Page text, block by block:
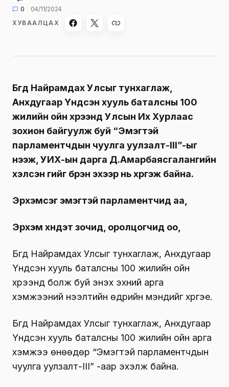
0
04/11/2024
ХУВААЛЦАХ
Бүгд Найрамдах Улсыг тунхаглаж,
Анхдугаар Үндсэн хууль баталсны 100
жилийн ойн хүрээнд Улсын Их Хурлаас
зохион байгуулж буй “Эмэгтэй
парламентчдын чуулга уулзалт-III”-ыг
нээж, УИХ-ын дарга Д.Амарбаясгалангийн
хэлсэн үгийг бүрэн эхээр нь хүргэж байна.
Эрхэмсэг эмэгтэй парламентчид аа,
Эрхэм хүндэт зочид, оролцогчид оо,
Бүгд Найрамдах Улсыг тунхаглаж, Анхдугаар
Үндсэн хууль баталсны 100 жилийн ойн
хүрээнд болж буй энэхүү эхний арга
хэмжээний нээлтийн өдрийн мэндийг хүргэе.
Бүгд Найрамдах Улсыг тунхаглаж, Анхдугаар
Үндсэн хууль баталсны 100 жилийн ойн арга
хэмжээ өнөөдөр “Эмэгтэй парламентчдын
чуулга уулзалт-III” -аар эхэлж байна.